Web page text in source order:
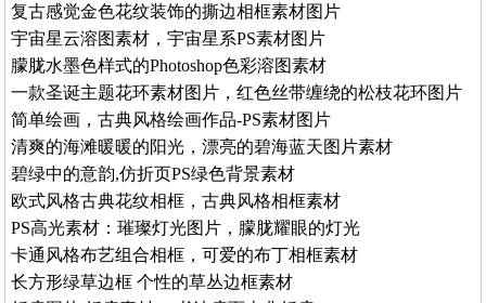
复古感觉金色花纹装饰的撕边相框素材图片
宇宙星云溶图素材，宇宙星系PS素材图片
朦胧水墨色样式的Photoshop色彩溶图素材
一款圣诞主题花环素材图片，红色丝带缠绕的松枝花环图片
简单绘画，古典风格绘画作品-PS素材图片
清爽的海滩暖暖的阳光，漂亮的碧海蓝天图片素材
碧绿中的意韵,仿折页PS绿色背景素材
欧式风格古典花纹相框，古典风格相框素材
PS高光素材：璀璨灯光图片，朦胧耀眼的灯光
卡通风格布艺组合相框，可爱的布丁相框素材
长方形绿草边框 个性的草丛边框素材